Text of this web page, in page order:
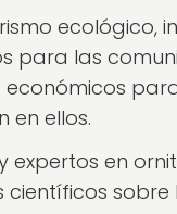
ecológico,
para las
económicos
en ellos.
expertos en
sobre